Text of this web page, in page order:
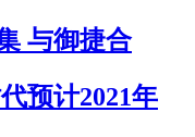
与御捷合
预计2021年